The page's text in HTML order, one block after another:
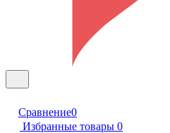
Сравнение0
Избранные товары 0